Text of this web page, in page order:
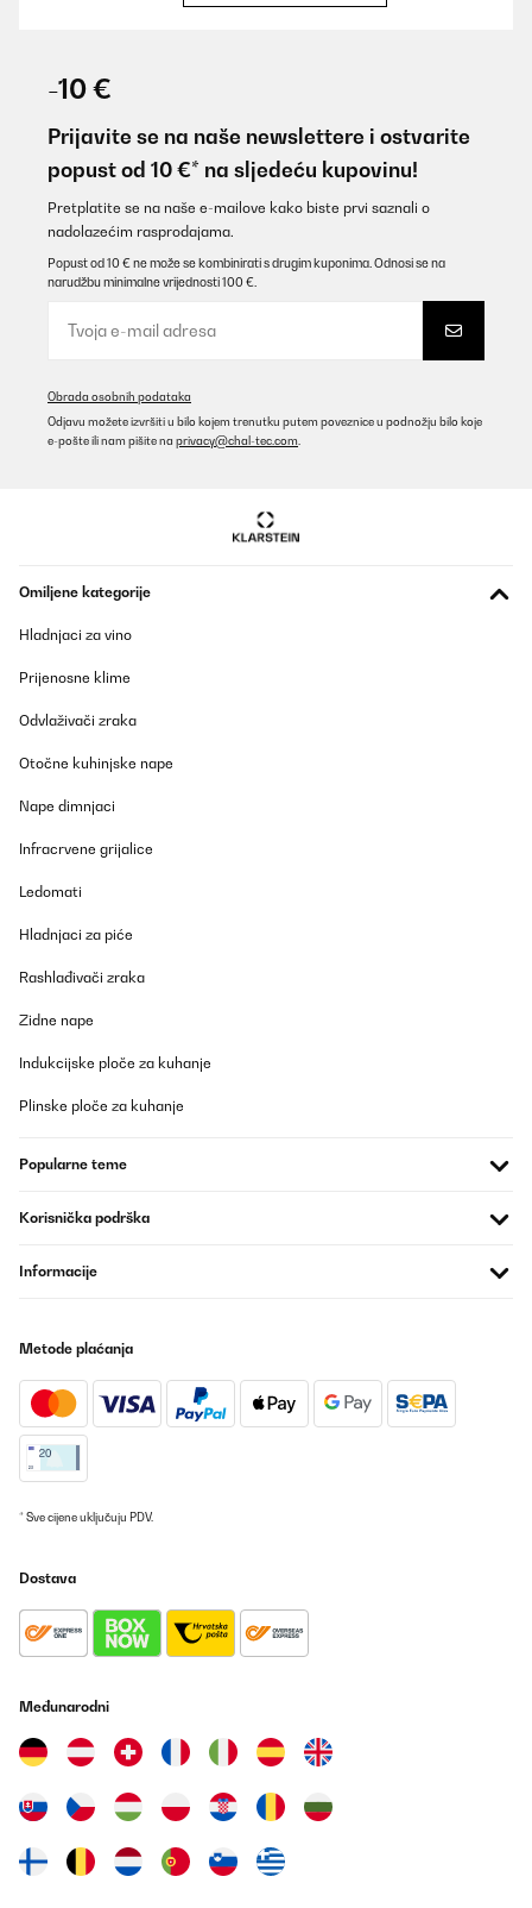
Amazon-Benutzer
POTVRĐENI PREGLED
Wirklich top. Optisch ein Hingucker und die Leistung , selbst im
Winter in meinem Wintergarten absolut ausreichend.
Prevedi
Bin sehr begeistert von der Heizleistung. Wird schneller heiß als
Zeiteinstellung ist es im Büro schön warm wenn wir es morgens
betreten. Stromzähler rennt natürlich auch bei 3500 Watt
Wir werden für unseren geschützten Aussenbereich noch 4
Infratotstrahler anschaffen.
Amazon-Benutzer
Bedienung einfach einzustellen. Bei dem Anbau würde ich mit
Von der Heizstrahlung her war ich auch angetan. 20qm
kann man nichts verkehrt machen. Hab ihn an der Wand verbaut.
Amazon-Benutzer
Raumtemperatur geregelt werden kann. Danach habe ich
da platzieren, wo man sie braucht. Mit Flügelschrauben fixieren,
POTVRĐENI PREGLED
schönes Design.Handling per Fernsteuerung einwandfrei; die
optionale App-Lösung ist nicht notwendig.Montage etwas
Amazon-Benutzer
Der Heizstrahler als solcher ist top.Kleine Mankos sind das
etwas kurze Kabel für eine Wandbefestigung und
dieWandhalterung. Die Anleitung hilft nicht weiter, so half nur
probieren und fluchen.
-10 €
Prijavite se na naše newslettere i ostvarite
popust od 10 €* na sljedeću kupovinu!
Pretplatite se na naše e-mailove kako biste prvi saznali o
nadolazećim rasprodajama.
Popust od 10 € ne može se kombinirati s drugim kuponima. Odnosi se na
narudžbu minimalne vrijednosti 100 €.
Obrada osobnih podataka
Odjavu možete izvršiti u bilo kojem trenutku putem poveznice u podnožju bilo koje
e-pošte ili nam pišite na privacy@chal-tec.com
Omiljene kategorije
Hladnjaci za vino
Prijenosne klime
Odvlaživači zraka
Otočne kuhinjske nape
Nape dimnjaci
Infracrvene grijalice
Ledomati
Hladnjaci za piće
Rashlađivači zraka
Zidne nape
Indukcijske ploče za kuhanje
Plinske ploče za kuhanje
Popularne teme
Korisnička podrška
Informacije
Metode plaćanja
* Sve cijene uključuju PDV.
Dostava
Međunarodni